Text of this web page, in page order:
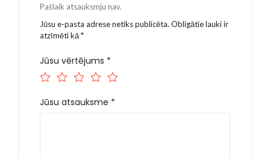
Pašlaik atsauksmju nav.
Jūsu e-pasta adrese netiks publicēta. Obligātie lauki ir
atzīmēti kā*
Jūsu vērtējums *
Jūsu atsauksme *